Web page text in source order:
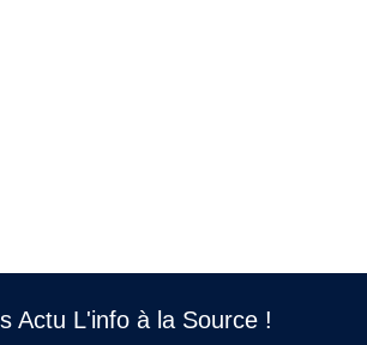
Actu L'info à la Source !